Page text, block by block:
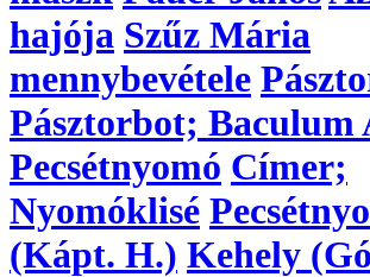
hajója Szűz Mária
mennybevétele
Pásztorbot; Baculum
Pecsétnyomó Címer;
Nyomóklisé
(Kápt. H.) Kehely